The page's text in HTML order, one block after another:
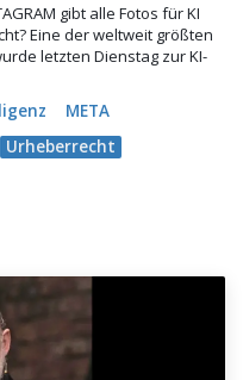
gibt alle Fotos für KI
Eine der weltweit größten
letzten Dienstag zur KI-
META
Urheberrecht